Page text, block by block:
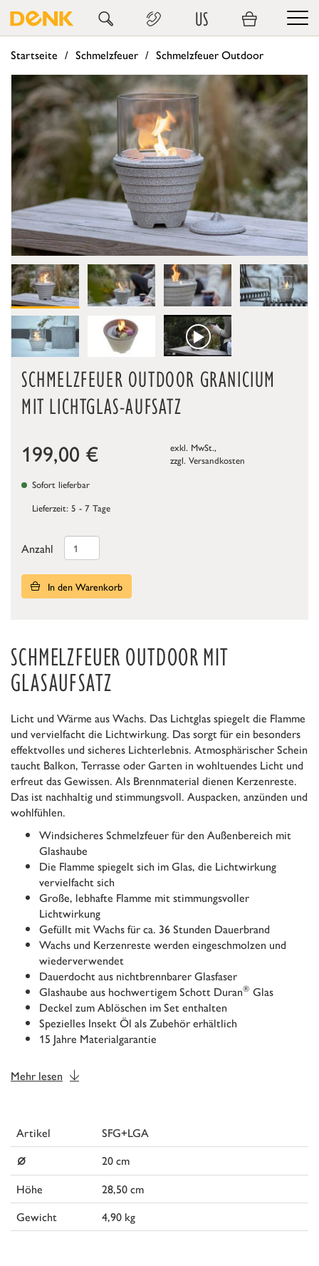
US
Startseite Schmelzfeuer Schmelzfeuer Outdoor
SCHMELZFEUER OUTDOOR GRANICIUM
MIT LICHTGLAS-AUFSATZ
199,00 €
exkl. MwSt.,
zzgl. Versandkosten
Sofort lieferbar
Lieferzeit: 5 - 7 Tage
Anzahl
In den Warenkorb
SCHMELZFEUER OUTDOOR MIT
GLASAUFSATZ
Licht und Wärme aus Wachs. Das Lichtglas spiegelt die Flamme
und vervielfacht die Lichtwirkung. Das sorgt für ein besonders
effektvolles und sicheres Lichterlebnis. Atmosphärischer Schein
taucht Balkon, Terrasse oder Garten in wohltuendes Licht und
erfreut das Gewissen. Als Brennmaterial dienen Kerzenreste.
Das ist nachhaltig und stimmungsvoll. Auspacken, anzünden und
wohlfühlen.
Windsicheres Schmelzfeuer für den Außenbereich mit
Glashaube
Die Flamme spiegelt sich im Glas, die Lichtwirkung
vervielfacht sich
Große, lebhafte Flamme mit stimmungsvoller
Lichtwirkung
Gefüllt mit Wachs für ca. 36 Stunden Dauerbrand
Wachs und Kerzenreste werden eingeschmolzen und
wiederverwendet
Dauerdocht aus nichtbrennbarer Glasfaser
Glashaube aus hochwertigem Schott Duran® Glas
Deckel zum Ablöschen im Set enthalten
Spezielles Insekt Öl als Zubehör erhältlich
15 Jahre Materialgarantie
Mehr lesen
Artikel SFG+LGA
⌀
20 cm
Höhe
28,50 cm
Gewicht
4,90 kg